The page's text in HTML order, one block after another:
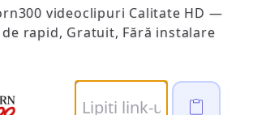
videoclipuri Calitate HD —
rapid, Gratuit, Fără instalare